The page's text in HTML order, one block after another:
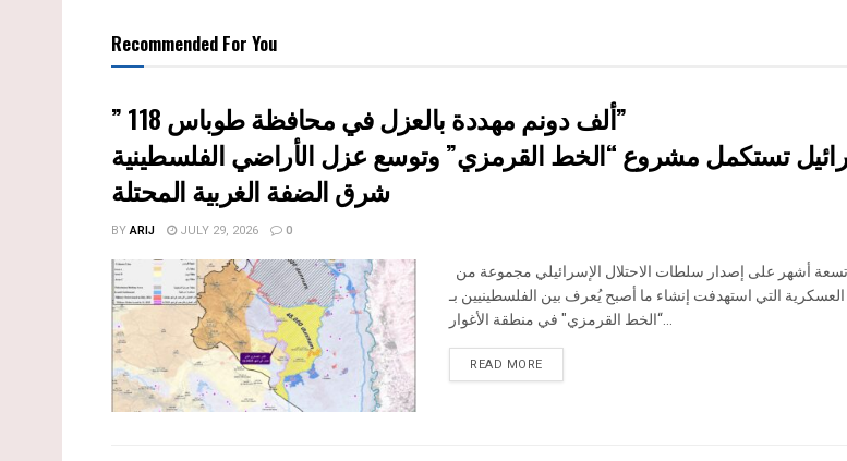
Recommended For You
” 118 ألف دونم مهددة بالعزل في محافظة طوباس”
تستكمل مشروع “الخط القرمزي” وتوسع عزل الأراضي الفلسطينية
شرق الضفة الغربية المحتلة
BYARIJ JULY 29, 2026 0
العسكرية التي استهدفت إنشاء ما أصبح يُعرف بين الفلسطينيين بـ
READ MOREDETAILS